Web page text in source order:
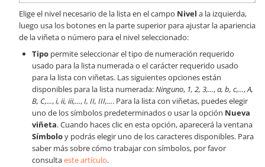
Elige el nivel necesario de la lista en el campo Nivel a la izquierda,
luego usa los botones en la parte superior para ajustar la apariencia
de la viñeta o número para el nivel seleccionado:
Tipo permite seleccionar el tipo de numeración requerido
usado para la lista numerada o el carácter requerido usado
para la lista con viñetas. Las siguientes opciones están
disponibles para la lista numerada:Ninguno, 1, 2, 3,...,a, b, c,...,A,
B, C,...,i, ii, iii,...,I, II, III,.... Para la lista con viñetas, puedes elegir
uno de los símbolos predeterminados o usar la opción Nueva
viñeta. Cuando haces clic en esta opción, aparecerá la ventana
Símboloy podrás elegir uno de los caracteres disponibles. Para
saber más sobre cómo trabajar con símbolos, por favor
consultaeste artículo.